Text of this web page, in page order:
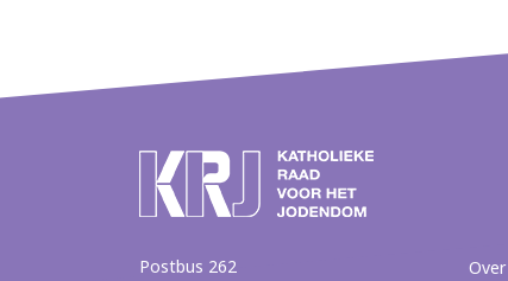
Postbus 262
Over